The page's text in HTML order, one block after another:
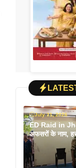
July 31, 2026
ED Raid in
अफसरों के नाम,